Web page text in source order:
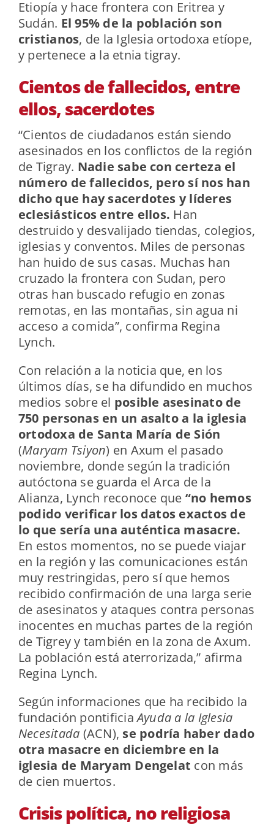
Etiopía y hace frontera con Eritrea y
Sudán. El 95% de la población son
cristianos, de la Iglesia ortodoxa etíope,
y pertenece a la etnia tigray.
Cientos de fallecidos, entre
ellos, sacerdotes
“Cientos de ciudadanos están siendo
asesinados en los conflictos de la región
de Tigray. Nadie sabe con certeza el
número de fallecidos, pero sí nos han
dicho que hay sacerdotes y líderes
eclesiásticos entre ellos. Han
destruido y desvalijado tiendas, colegios,
iglesias y conventos. Miles de personas
han huido de sus casas. Muchas han
cruzado la frontera con Sudan, pero
otras han buscado refugio en zonas
remotas, en las montañas, sin agua ni
acceso a comida”, confirma Regina
Lynch.
Con relación a la noticia que, en los
últimos días, se ha difundido en muchos
medios sobre el posible asesinato de
750 personas en un asalto a la iglesia
ortodoxa de Santa María de Sión
(Maryam Tsiyon) en Axum el pasado
noviembre, donde según la tradición
autóctona se guarda el Arca de la
Alianza, Lynch reconoce que “no hemos
podido verificar los datos exactos de
lo que sería una auténtica masacre.
En estos momentos, no se puede viajar
en la región y las comunicaciones están
muy restringidas, pero sí que hemos
recibido confirmación de una larga serie
de asesinatos y ataques contra personas
inocentes en muchas partes de la región
de Tigrey y también en la zona de Axum.
La población está aterrorizada,” afirma
Regina Lynch.
Según informaciones que ha recibido la
fundación pontificiaAyuda a la Iglesia
Necesitada (ACN), se podría haber dado
otra masacre en diciembre en la
iglesia de Maryam Dengelat con más
de cien muertos.
Crisis política, no religiosa